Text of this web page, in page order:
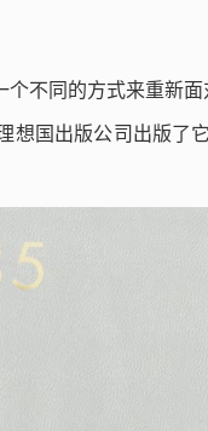
不同的方式来重新
想国出版公司出版了